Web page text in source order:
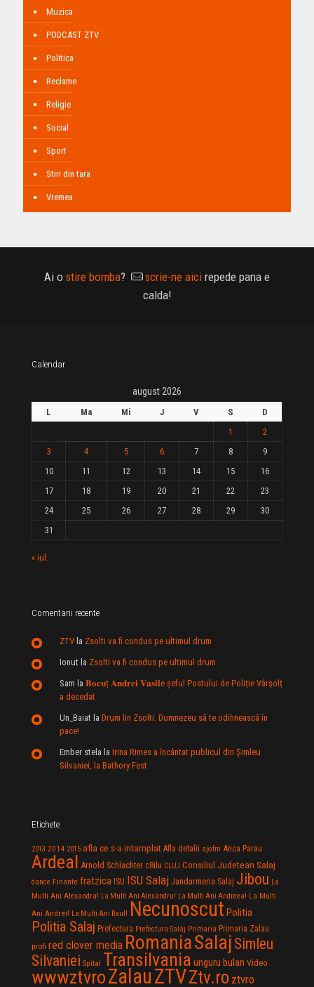
Muzica
PODCAST ZTV
Politica
Reclame
Religie
Social
Sport
Stiri din tara
Vremea
Ai o stire bomba? scrie-ne aici repede pana e
calda!
Calendar
august 2026
L Ma Mi J V S
D
1
2
3
4 5 6 7 8
9
10
11 12 13 14 15
16
17
18 19 20 21 22
23
24
25 26 27 28 29
30
31
« iul.
Comentarii recente
ZTV la Zsolti va fi condus pe ultimul drum
Ionut la Zsolti va fi condus pe ultimul drum
Sam la 𝐁𝐨𝐜𝐮ț 𝐀𝐧𝐝𝐫𝐞𝐢 𝐕𝐚𝐬𝐢𝐥e şeful Postului de Poliție Vârșolț
a decedat
Un_Baiat la Drum lin Zsolti. Dumnezeu sã te odihneascã în
pace!
Ember stela la Irina Rimes a încântat publicul din Şimleu
Silvaniei, la Bathory Fest
Etichete
2013 2014 2015 afla ce s-a intamplat Afla detalii ajofm Anca Parau
Ardeal Arnold Schlachter c8ilu CLUJ Consiliul Judetean Salaj
dance Finante fratzica ISU ISU Salaj Jandarmeria Salaj Jibou La
Multi Ani Alexandra! La Multi Ani Alexandru! La Multi Ani Andreea! La Multi
Ani Andrei! La Multi Ani Raul! Necunoscut Politia
Politia Salaj Prefectura Prefectura Salaj Primaria Primaria Zalau
profi red clover media RomaniaSalaj Simleu
Silvaniei Spital Transilvania unguru bulan Video
wwwztvroZalauZTVZtv.ro ztvro